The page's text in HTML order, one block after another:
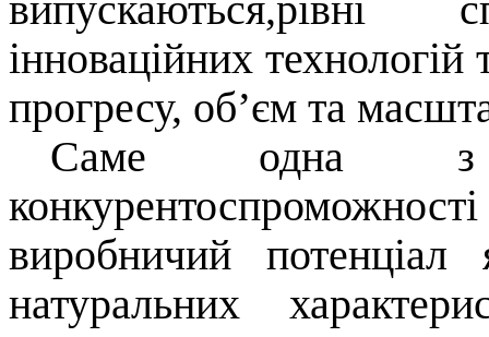
інноваційних технологій
прогресу, об’єм та
Саме одна з
виробничий потенціал
натуральних